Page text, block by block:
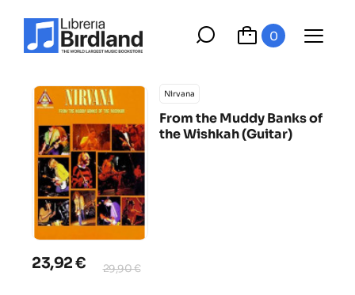
0
Nirvana
From the Muddy Banks of
the Wishkah (Guitar)
23,92 € 29,90 €